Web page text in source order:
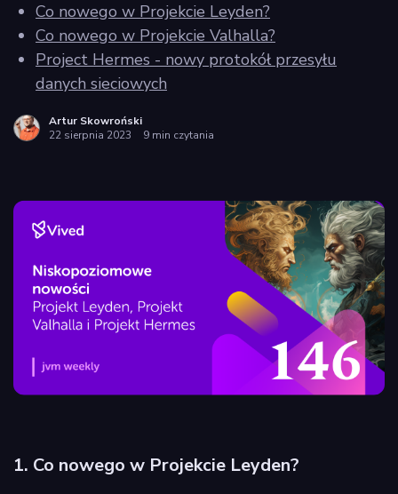
Privacy
policy
Co nowego w Projekcie Leyden?
Co nowego w Projekcie Valhalla?
Project Hermes - nowy protokół przesyłu
danych sieciowych
Artur Skowroński
22 sierpnia 2023
9 min czytania
1. Co nowego w Projekcie Leyden?